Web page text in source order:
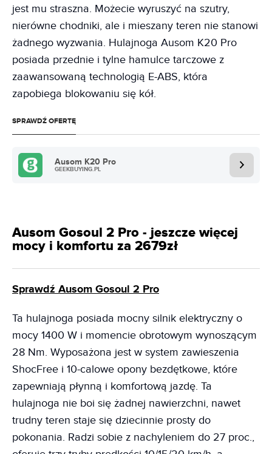
jest mu straszna. Możecie wyruszyć na szutry,
nierówne chodniki, ale i mieszany teren nie stanowi
żadnego wyzwania. Hulajnoga Ausom K20 Pro
posiada przednie i tylne hamulce tarczowe z
zaawansowaną technologią E-ABS, która
zapobiega blokowaniu się kół.
SPRAWDŹ OFERTĘ
Ausom K20 Pro
GEEKBUYING.PL
Ausom Gosoul 2 Pro - jeszcze więcej
mocy i komfortu za 2679zł
Sprawdź Ausom Gosoul 2 Pro
Ta hulajnoga posiada mocny silnik elektryczny o
mocy 1400 W i momencie obrotowym wynoszącym
28 Nm. Wyposażona jest w system zawieszenia
ShocFree i 10-calowe opony bezdętkowe, które
zapewniają płynną i komfortową jazdę. Ta
hulajnoga nie boi się żadnej nawierzchni, nawet
trudny teren staje się dziecinnie prosty do
pokonania. Radzi sobie z nachyleniem do 27 proc.,